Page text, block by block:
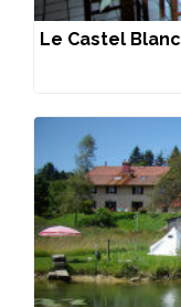
Le Castel Blanc